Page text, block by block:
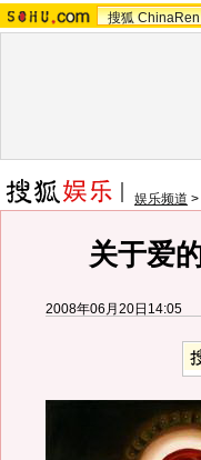
搜狐 ChinaRen
娱乐频道 >
关于爱
2008年06月20日14:05